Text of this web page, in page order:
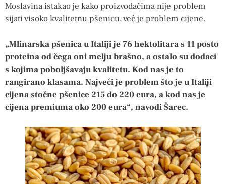
Moslavina istakao je kako proizvođačima nije problem
sijati visoko kvalitetnu pšenicu, već je problem cijene.
„Mlinarska pšenica u Italiji je 76 hektolitara s 11 posto
proteina od čega oni melju brašno, a ostalo su dodaci
s kojima poboljšavaju kvalitetu. Kod nas je to
rangirano klasama. Najveći je problem što je u Italiji
cijena stočne pšenice 215 do 220 eura, a kod nas je
cijena premiuma oko 200 eura“, navodi Šarec.